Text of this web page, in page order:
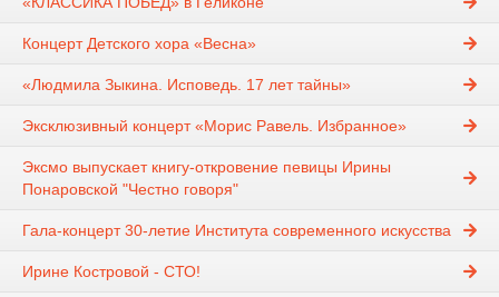
Концерт Детского хора «Весна»
«Людмила Зыкина. Исповедь. 17 лет тайны»
Эксклюзивный концерт «Морис Равель. Избранное»
Эксмо выпускает книгу-откровение певицы Ирины
Понаровской "Честно говоря"
Гала-концерт 30-летие Института современного искусства
Ирине Костровой - СТО!